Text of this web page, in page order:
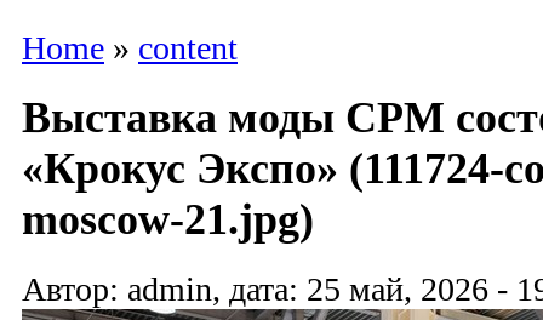
Home » content
Выставка моды CPM
«Крокус Экспо» (111724-
moscow-21.jpg)
Автор: admin, дата: 25 май, 2026 -